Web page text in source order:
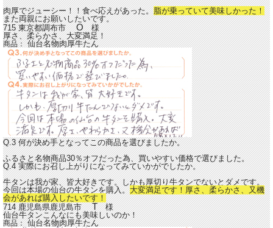
肉厚でジューシー！！食べ応えがあった。脂が乗っていて美味しかった！
また両親にお願いしたいです。
715 東京都調布市O様
厚さ、柔らかさ、大変満足！
商品：仙台名物肉厚牛たん
Q.3 何が決め手となってこの商品を選びましたか。
ふるさと名物商品30％オフだった為、買いやすい価格で選びました。
Q.4 実際にお召し上がりになってみていかがでしたか。
牛タンは我が家、皆大好きです。しかも厚切り牛タンでないとダメです。
今回は本場の仙台の牛タンを購入。大変満足です！厚さ、柔らかさ、又機
会があれば購入したいです！
714 鹿児島県鹿児島市T様
仙台牛タンこんなにも美味しいのか！
商品：仙台名物肉厚牛たん